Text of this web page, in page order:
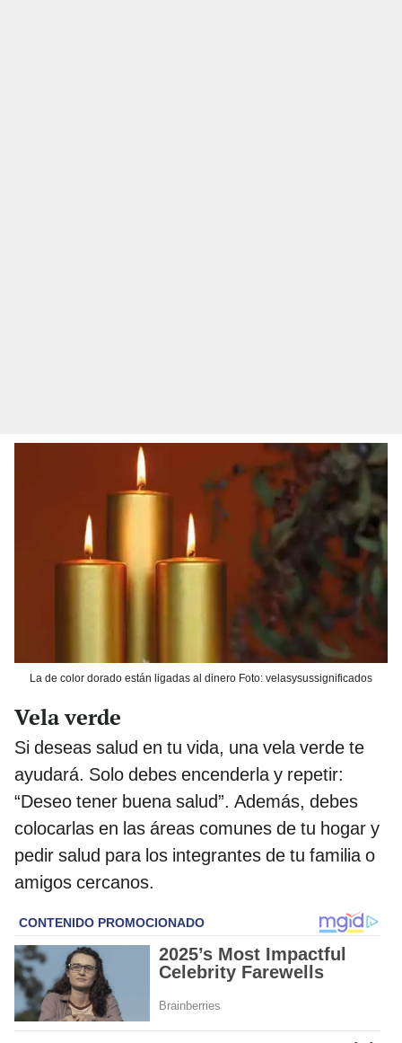
La de color dorado están ligadas al dinero Foto: velasysussignificados
Vela verde
Si deseas salud en tu vida, una vela verde te
ayudará. Solo debes encenderla y repetir:
“Deseo tener buena salud”. Además, debes
colocarlas en las áreas comunes de tu hogar y
pedir salud para los integrantes de tu familia o
amigos cercanos.